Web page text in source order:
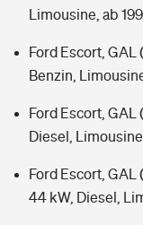
Limousine, ab
Ford Escort, GAL
Benzin,
Ford Escort, GAL
Diesel,
Ford Escort, GAL
44 kW, Diesel,